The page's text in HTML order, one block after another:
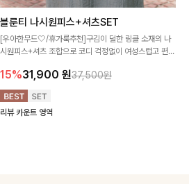
블룬티 나시원피스+셔츠SET
[우아한무드🤍/휴가룩추천]구김이 덜한 링클 소재의 나
시원피스+셔츠 조합으로 코디 걱정없이 여성스럽고 편안
15%31,900 원37,500원
리뷰 카운트 영역